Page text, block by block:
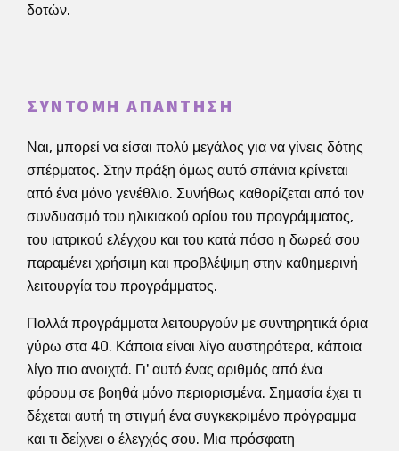
δοτών.
ΣΎΝΤΟΜΗ ΑΠΆΝΤΗΣΗ
Ναι, μπορεί να είσαι πολύ μεγάλος για να γίνεις δότης
σπέρματος. Στην πράξη όμως αυτό σπάνια κρίνεται
από ένα μόνο γενέθλιο. Συνήθως καθορίζεται από τον
συνδυασμό του ηλικιακού ορίου του προγράμματος,
του ιατρικού ελέγχου και του κατά πόσο η δωρεά σου
παραμένει χρήσιμη και προβλέψιμη στην καθημερινή
λειτουργία του προγράμματος.
Πολλά προγράμματα λειτουργούν με συντηρητικά όρια
γύρω στα 40. Κάποια είναι λίγο αυστηρότερα, κάποια
λίγο πιο ανοιχτά. Γι' αυτό ένας αριθμός από ένα
φόρουμ σε βοηθά μόνο περιορισμένα. Σημασία έχει τι
δέχεται αυτή τη στιγμή ένα συγκεκριμένο πρόγραμμα
και τι δείχνει ο έλεγχός σου. Μια πρόσφατη